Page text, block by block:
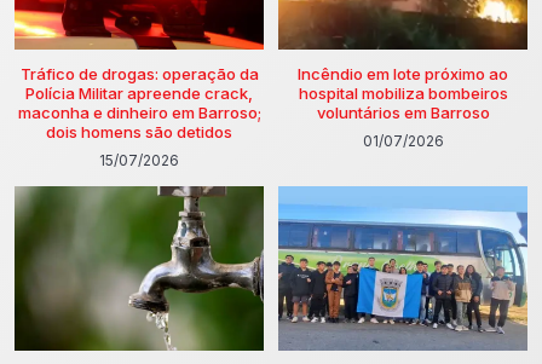
Tráfico de drogas: operação da
Polícia Militar apreende crack,
maconha e dinheiro em Barroso;
dois homens são detidos
15/07/2026
Incêndio em lote próximo ao
hospital mobiliza bombeiros
voluntários em Barroso
01/07/2026